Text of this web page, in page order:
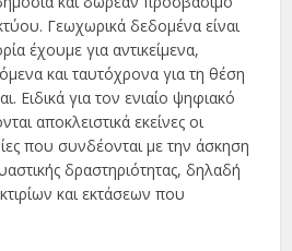
Γεωχωρικά δεδομένα είναι
έχουμε για αντικείμενα,
και ταυτόχρονα για τη θέση
Ειδικά για τον ενιαίο ψηφιακό
αποκλειστικά εκείνες οι
που συνδέονται με την άσκηση
δραστηριότητας, δηλαδή
και εκτάσεων που